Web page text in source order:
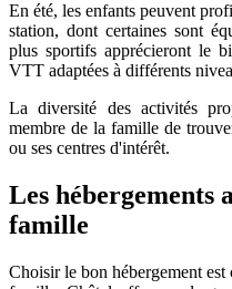
En été, les enfants peuvent
station, dont certaines sont
plus sportifs apprécieront le
VTT adaptées à différents
La diversité des activités
membre de la famille de
ou ses centres d'intérêt.
Les hébergements
famille
Choisir le bon hébergement